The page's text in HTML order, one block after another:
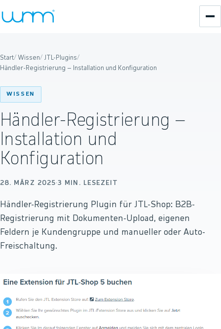
Start/ Wissen/ JTL-Plugins/
Händler-Registrierung – Installation und Konfiguration
WISSEN
Händler-Registrierung –
Installation und
Konfiguration
28. MÄRZ 2025·3 MIN. LESEZEIT
Händler-Registrierung Plugin für JTL-Shop: B2B-
Registrierung mit Dokumenten-Upload, eigenen
Feldern je Kundengruppe und manueller oder Auto-
Freischaltung.